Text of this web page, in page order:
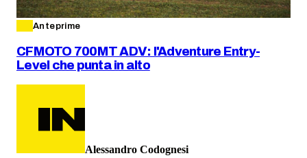
Anteprime
CFMOTO 700MT ADV: l'Adventure Entry-
Level che punta in alto
Alessandro Codognesi